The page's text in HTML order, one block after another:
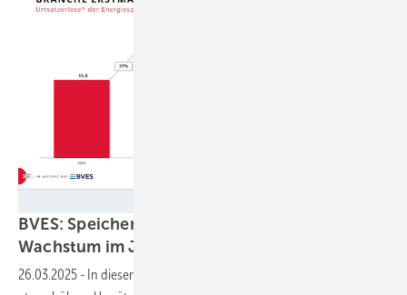
BVES: Speicherbranche rechnet mit leichtem
Wachstum im Jahr
26.03.2025 - In diesem Jahr werden die Anbieter von Speichern